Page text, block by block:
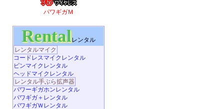
パワギガＭ
Rentalレンタル
レンタルマイク
コードレスマイクレンタル
ピンマイクレンタル
ヘッドマイクレンタル
レンタル手ぶら拡声器
パワーギガホンレンタル
パワギガ＋レンタル
パワギガＷレンタル